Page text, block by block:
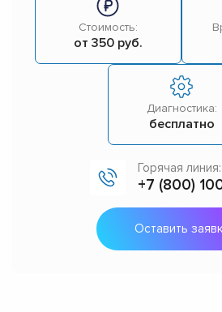
Стоимость:
от 350 руб.
Диагностика:
бесплатно
Горячая линия:
+7 (800)
Оставить